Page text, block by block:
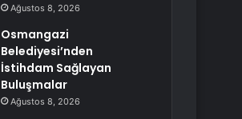
Ağustos 8, 2026
Osmangazi
Belediyesi’nden
İstihdam Sağlayan
Buluşmalar
Ağustos 8, 2026